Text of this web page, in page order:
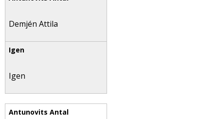
Demjén Attila
Igen